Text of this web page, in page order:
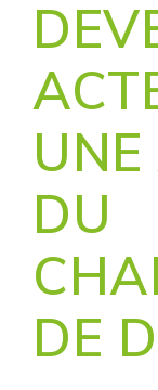
DU
DE